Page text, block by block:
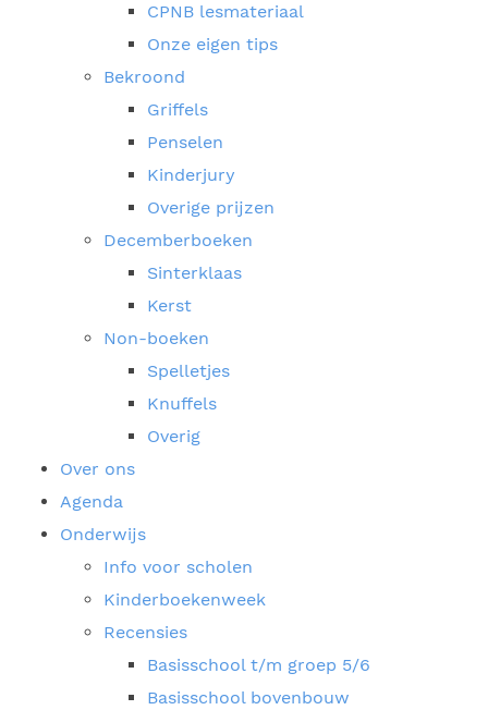
CPNB lesmateriaal
Onze eigen tips
Bekroond
Griffels
Penselen
Kinderjury
Overige prijzen
Decemberboeken
Sinterklaas
Kerst
Non-boeken
Spelletjes
Knuffels
Overig
Over ons
Agenda
Onderwijs
Info voor scholen
Kinderboekenweek
Recensies
Basisschool t/m groep 5/6
Basisschool bovenbouw